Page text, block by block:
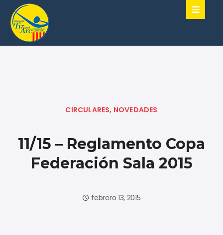
CIRCULARES, NOVEDADES
11/15 – Reglamento Copa
Federación Sala 2015
febrero 13, 2015